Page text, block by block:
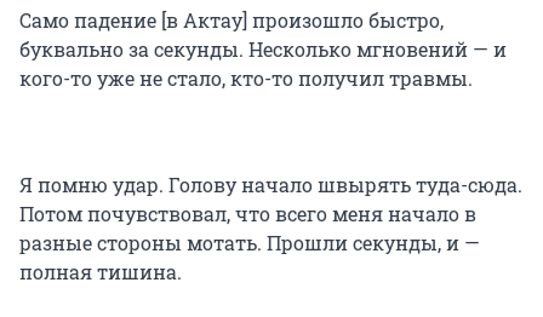
Само падение [в Актау] произошло быстро,
буквально за секунды. Несколько мгновений — и
кого-то уже не стало, кто-то получил травмы.
Я помню удар. Голову начало швырять туда-сюда.
Потом почувствовал, что всего меня начало в
разные стороны мотать. Прошли секунды, и —
полная тишина.